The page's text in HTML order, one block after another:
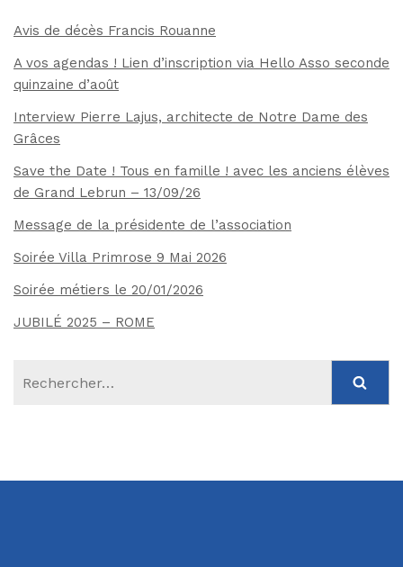
Avis de décès Francis Rouanne
A vos agendas ! Lien d’inscription via Hello Asso seconde
quinzaine d’août
Interview Pierre Lajus, architecte de Notre Dame des
Grâces
Save the Date ! Tous en famille ! avec les anciens élèves
de Grand Lebrun – 13/09/26
Message de la présidente de l’association
Soirée Villa Primrose 9 Mai 2026
Soirée métiers le 20/01/2026
JUBILÉ 2025 – ROME